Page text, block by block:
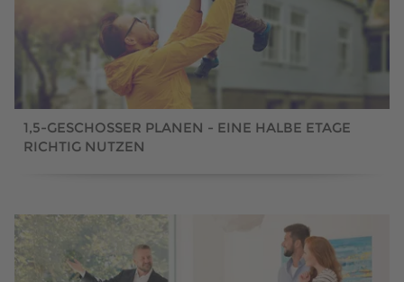
1,5-GESCHOSSER PLANEN - EINE HALBE ETAGE
RICHTIG NUTZEN